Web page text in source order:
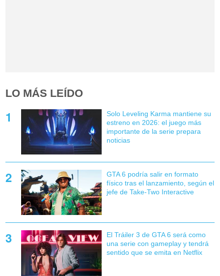
LO MÁS LEÍDO
Solo Leveling Karma mantiene su
estreno en 2026: el juego más
importante de la serie prepara
noticias
GTA 6 podría salir en formato
físico tras el lanzamiento, según el
jefe de Take-Two Interactive
El Tráiler 3 de GTA 6 será como
una serie con gameplay y tendrá
sentido que se emita en Netflix